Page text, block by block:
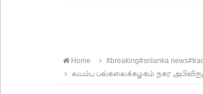
கட்டார் சாரிட்டியினால்
டெங்குவால் உயிரிழந்தவர்களின்
Home #breaking#srilanka
வயம்ப பல்கலைக்கழகம் நகர